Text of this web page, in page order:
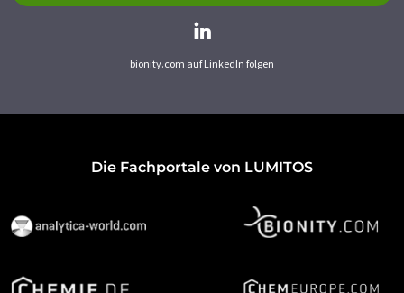
bionity.com auf LinkedIn folgen
Die Fachportale von LUMITOS